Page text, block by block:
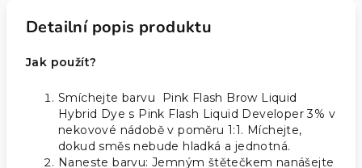
Detailní popis produktu
Jak použít?
Smíchejte barvu Pink Flash Brow Liquid
Hybrid Dye s Pink Flash Liquid Developer 3% v
nekovové nádobě v poměru 1:1. Míchejte,
dokud směs nebude hladká a jednotná.
Naneste barvu: Jemným štětečkem nanášejte